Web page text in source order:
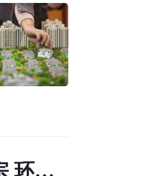
环比